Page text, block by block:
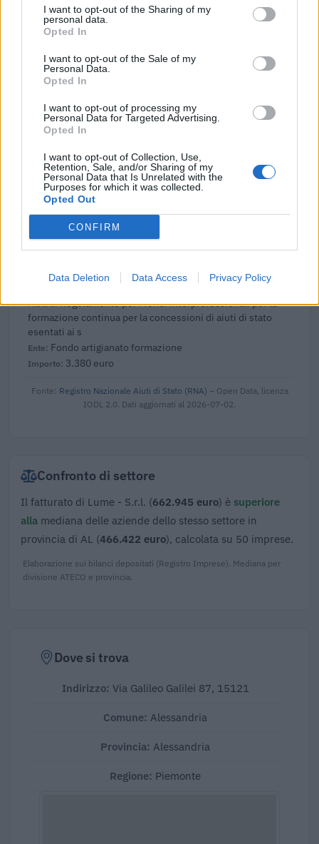
I want to opt-out of the Sharing of my
personal data.
Opted In
I want to opt-out of the Sale of my
Personal Data.
Opted In
I want to opt-out of processing my
Personal Data for Targeted Advertising.
Opted In
I want to opt-out of Collection, Use,
Retention, Sale, and/or Sharing of my
Personal Data that Is Unrelated with the
Purposes for which it was collected.
Opted Out
CONFIRM
Data Deletion Data Access Privacy Policy
DEL 17 MARZO 2020 N. 18
Banca del Mezzogiorno MedioCredito Centrale S.p.A.
2021-12-21
SPECIALE DI CUI ALL’ARTICOLO 56 DEL DECRETO-LEGGE
DEL 17 MARZO 2020 N. 18
Banca del Mezzogiorno MedioCredito Centrale S.p.A.
16.414 euro
2021-12-15
esenzioni fiscali e crediti d'imposta adottati a
seguito della crisi economica causata dall'epidemia di
COVID-19 [con mo
agenzia delle entrate
Regolamento per i fondi interprofessionali per la
formazione continua per la concessioni di aiuti di stato
esentati ai s
Fondo artigianato formazione
3.380 euro
Fonte: Registro Nazionale Aiuti di Stato (RNA) – Open Data, licenza
IODL 2.0. Dati aggiornati al 2026-07-02.
Confronto di settore
Il fatturato di Lume - S.r.l. (662.945 euro) è superiore
alla mediana delle aziende dello stesso settore in
provincia di AL (466.422 euro), calcolata su 50 imprese.
Elaborazione sui bilanci depositati (Registro Imprese). Mediana per
divisione ATECO e provincia.
Dove si trova
Indirizzo: Via Galileo Galilei 87, 15121
Comune: Alessandria
Provincia: Alessandria
Regione: Piemonte